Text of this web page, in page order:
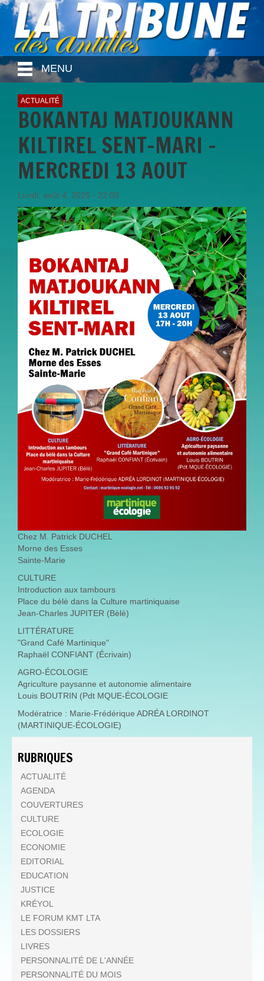
MENU
ACTUALITÉ
BOKANTAJ MATJOUKANN
KILTIREL SENT-MARI -
MERCREDI 13 AOUT
Lundi, août 4, 2025 - 22:03
Chez M. Patrick DUCHEL
Morne des Esses
Sainte-Marie
CULTURE
Introduction aux tambours
Place du bèlè dans la Culture martiniquaise
Jean-Charles JUPITER (Bèlè)
LITTÉRATURE
"Grand Café Martinique"
Raphaël CONFIANT (Écrivain)
AGRO-ÉCOLOGIE
Agriculture paysanne et autonomie alimentaire
Louis BOUTRIN (Pdt MQUE-ÉCOLOGIE
Modératrice : Marie-Frédérique ADRÉA LORDINOT
(MARTINIQUE-ÉCOLOGIE)
RUBRIQUES
ACTUALITÉ
AGENDA
COUVERTURES
CULTURE
ECOLOGIE
ECONOMIE
EDITORIAL
EDUCATION
JUSTICE
KRÉYOL
LE FORUM KMT LTA
LES DOSSIERS
LIVRES
PERSONNALITÉ DE L'ANNÉE
PERSONNALITÉ DU MOIS